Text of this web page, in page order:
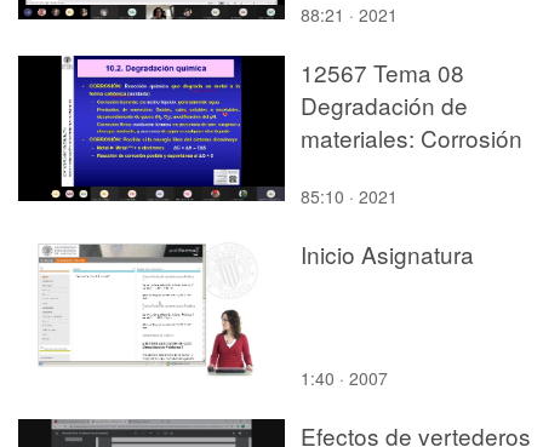
88:21 · 2021
12567 Tema 08
Degradación de
materiales: Corrosión
85:10 · 2021
Inicio Asignatura
1:40 · 2007
Efectos de vertederos